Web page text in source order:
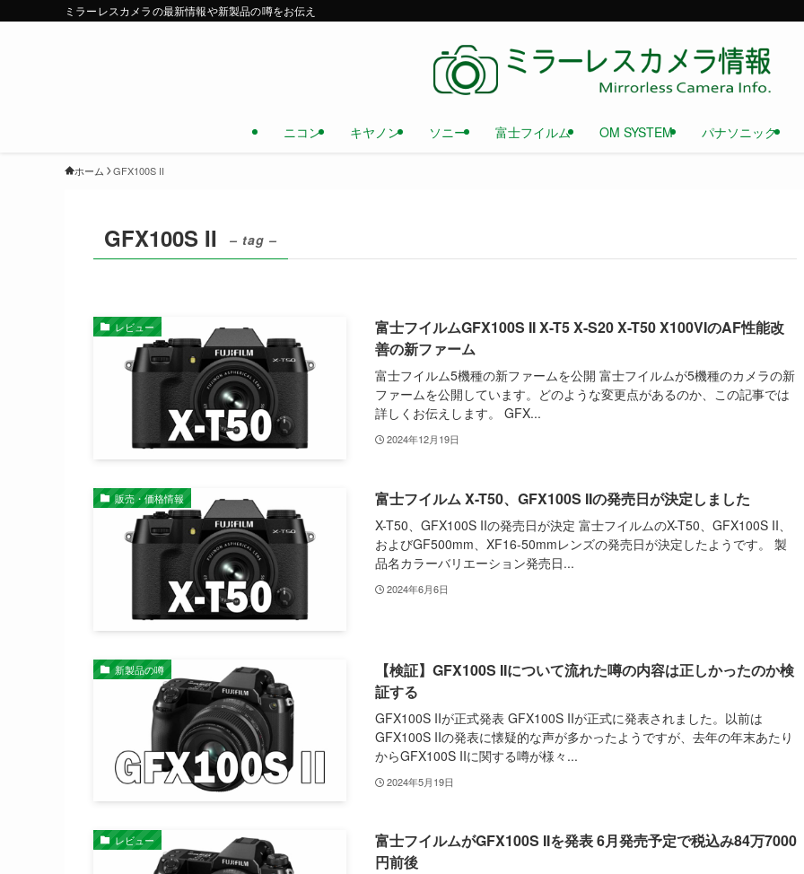
ミラーレスカメラの最新情報や新製品の噂をお伝え
ニコン キヤノン ソニー 富士フイルム OM SYSTEM パナソニック
ホーム GFX100S II
GFX100S II – tag –
レビュー
富士フイルムGFX100S II X-T5 X-S20 X-T50 X100VIのAF性能改
善の新ファーム
富士フイルム5機種の新ファームを公開 富士フイルムが5機種のカメラの新
ファームを公開しています。どのような変更点があるのか、この記事では
詳しくお伝えします。 GFX...
2024年12月19日
販売・価格情報 富士フイルム X-T50、GFX100S IIの発売日が決定しました
X-T50、GFX100S IIの発売日が決定 富士フイルムのX-T50、GFX100S II、
およびGF500mm、XF16-50mmレンズの発売日が決定したようです。 製
品名カラーバリエーション発売日...
2024年6月6日
新製品の噂
【検証】GFX100S IIについて流れた噂の内容は正しかったのか検
証する
GFX100S IIが正式発表 GFX100S IIが正式に発表されました。以前は
GFX100S IIの発表に懐疑的な声が多かったようですが、去年の年末あたり
からGFX100S IIに関する噂が様々...
2024年5月19日
レビュー
富士フイルムがGFX100S IIを発表 6月発売予定で税込み84万7000
円前後